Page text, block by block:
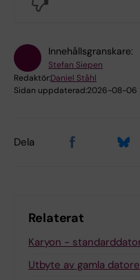
Innehållsgranskare:
Stefan Siepen
Redaktör:Daniel Ståhl
Sidan uppdaterad:2026-08-06
Dela
Relaterat
Karyon -
Utbyte av gamla